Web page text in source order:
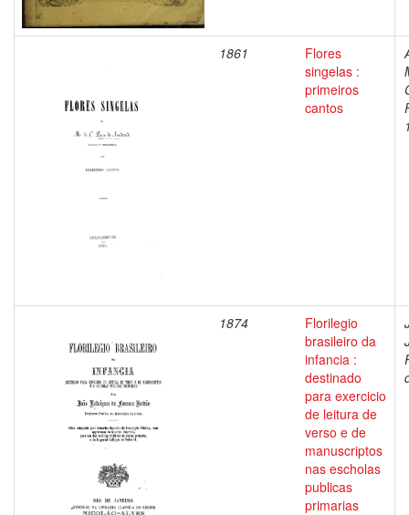
1861
Flores
singelas :
primeiros
cantos
1874
Florilegio
brasileiro da
infancia :
destinado
para exercicio
de leitura de
verso e de
manuscriptos
nas escholas
publicas
primarias